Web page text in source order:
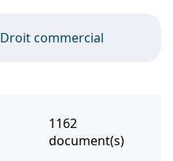
Droit commercial
1162
document(s)